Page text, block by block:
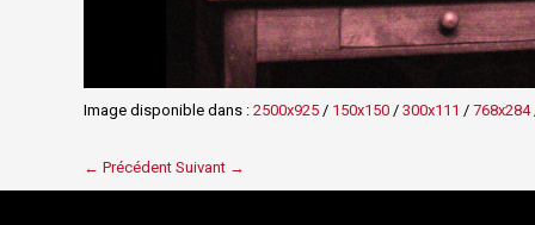
Image disponible dans : 2500x925/ 150x150/ 300x111 / 768x284
← Précédent Suivant →